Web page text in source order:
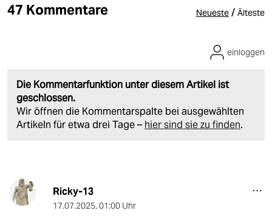
47 Kommentare Neueste / Älteste
Die Kommentarfunktion unter diesem Artikel ist
geschlossen.
Wir öffnen die Kommentarspalte bei ausgewählten
Artikeln für etwa drei Tage – hier sind sie zu finden.
einloggen
Ricky-13
17.07.2025, 01:00 Uhr